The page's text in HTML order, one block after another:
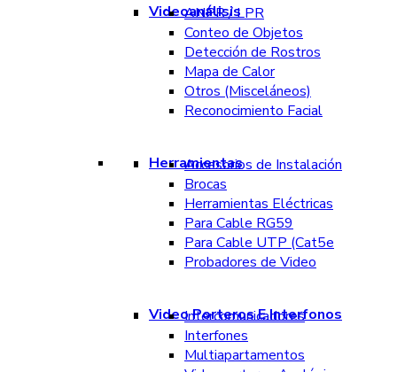
Videoanálisis
ANPR / LPR
Conteo de Objetos
Detección de Rostros
Mapa de Calor
Otros (Misceláneos)
Reconocimiento Facial
Herramientas
Accesorios de Instalación
Brocas
Herramientas Eléctricas
Para Cable RG59
Para Cable UTP (Cat5e
Probadores de Video
Video Porteros E Interfonos
Intercomunicadores
Interfones
Multiapartamentos